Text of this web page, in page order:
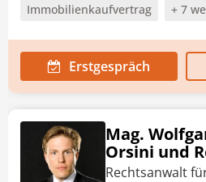
Immobilienkaufvertrag
+ 7
Erstgespräch
Mag.
Orsini und
Rechtsanwalt